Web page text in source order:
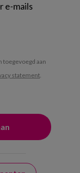
e-mails
toegevoegd aan
statement.